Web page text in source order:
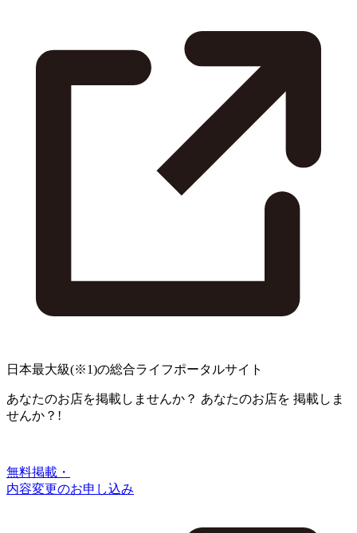
日本最大級(※1)の総合ライフポータルサイト
あなたのお店を掲載しませんか？ あなたのお店を 掲載しま
せんか？!
無料掲載・
内容変更のお申し込み